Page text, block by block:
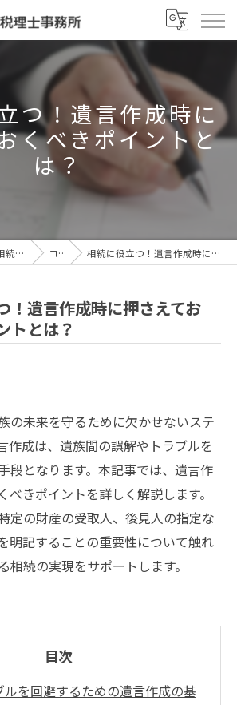
つ！遺言作成時に
くべきポイントと
は？
神奈川県横浜市の相続なら眞鍋泰治税理士事務所 コラム 相続に役立つ！遺言作成時に押さえておくべきポイントとは？
！遺言作成時に押さえてお
トとは？
の未来を守るために欠かせないステ
作成は、遺族間の誤解やトラブルを
段となります。本記事では、遺言作
べきポイントを詳しく解説します。
定の財産の受取人、後見人の指定な
明記することの重要性について触れ
相続の実現をサポートします。
目次
を回避するための遺言作成の基